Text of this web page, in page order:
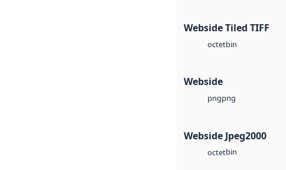
Webside Tiled TIFF
octetbin
Webside
pngpng
Webside Jpeg2000
octetbin